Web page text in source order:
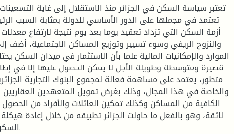
تعتبر سياسة السكن في الجزائر منذ الاستقلال إلى غاية
تعتمد في مجملها على الدور الأساسي للدولة بمثابة السبب
أزمة السكن التي تزداد تعقيد يوما بعد يوم نتيجة لارتفاع
والنزوح الريفي وسوء تسيير وتوزيع المساكن الاجتماعية،
الموارد والإمكانيات المالية علما بأن الاستثمار في ميدان السكن
قصيرة ومتوسطة وطويلة الأجل لا يمكن الحصول عليها إلا في
متطور، يعتمد على مساهمة فعالة لمجموع البنوك التجارية
والخاصة في هذا المجال، وذلك بغرض تمويل المتعهدين العقاريين
الكافية من المساكن وكذلك تمكين العائلات والأفراد من
لائقة، وهو بالفعل ما حاولت الجزائر تطبيقه من خلال إعادة